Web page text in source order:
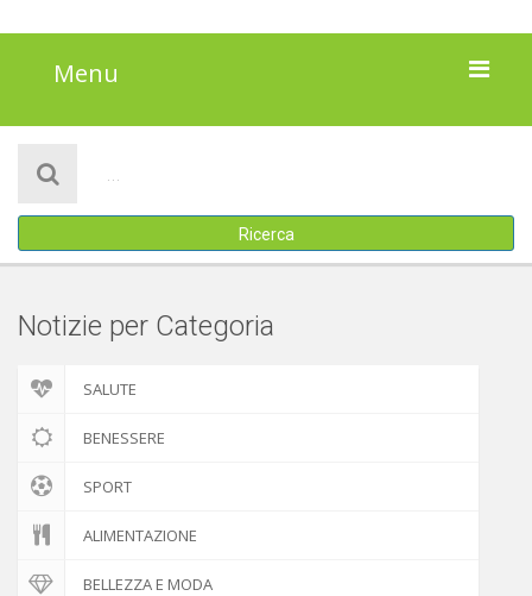
Menu
ATTIVITÀ
IL PROGETTO
Ricerca
Notizie per Categoria
SALUTE
BENESSERE
SPORT
ALIMENTAZIONE
BELLEZZA E MODA